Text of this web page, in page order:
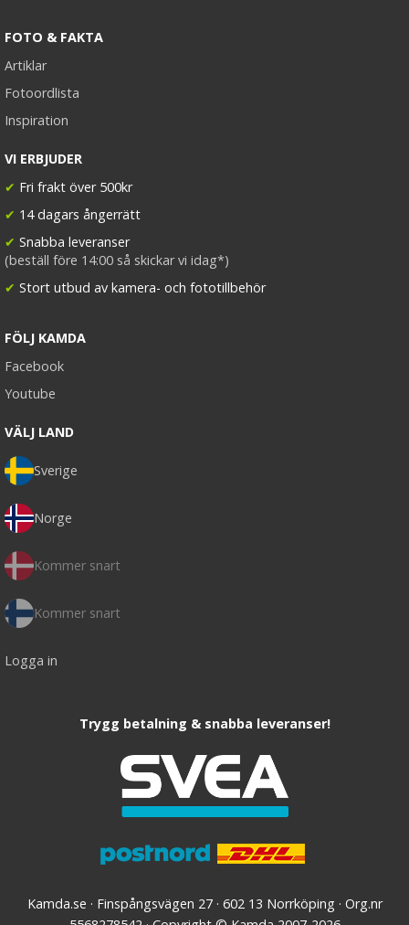
FOTO & FAKTA
Artiklar
Fotoordlista
Inspiration
VI ERBJUDER
✔ Fri frakt över 500kr
✔ 14 dagars ångerrätt
✔ Snabba leveranser
(beställ före 14:00 så skickar vi idag*)
✔ Stort utbud av kamera- och fototillbehör
FÖLJ KAMDA
Facebook
Youtube
VÄLJ LAND
Sverige
Norge
Kommer snart
Kommer snart
Logga in
Trygg betalning & snabba leveranser!
Kamda.se · Finspångsvägen 27 · 602 13 Norrköping · Org.nr